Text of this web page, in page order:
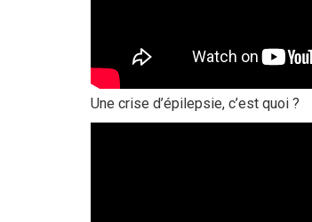
Une crise d’épilepsie, c’est quoi ?